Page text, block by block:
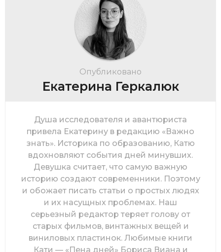
Опубликовано
Екатерина Геркалюк
Душа исследователя и авантюриста
привела Екатерину в редакцию «Важно
знать». Историка по образованию, Катю
вдохновляют события дней минувших.
Девушка считает, что самую важную
историю создают современники. Поэтому
и обожает писать статьи о простых людях
и их насущных проблемах. Наш
серьезный редактор теряет голову от
старых фильмов, винтажных вещей и
виниловых пластинок. Любимые книги
Кати — «Пена дней» Бориса Виана и